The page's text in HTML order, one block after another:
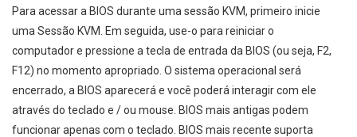
Para acessar a BIOS durante uma sessão KVM, primeiro inicie
uma Sessão KVM. Em seguida, use-o para reiniciar o
computador e pressione a tecla de entrada da BIOS (ou seja, F2,
F12) no momento apropriado. O sistema operacional será
encerrado, a BIOS aparecerá e você poderá interagir com ele
através do teclado e / ou mouse. BIOS mais antigas podem
funcionar apenas com o teclado. BIOS mais recente suporta